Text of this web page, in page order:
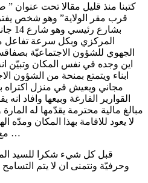
كتبنا منذ قليل مقالا تحت
قرب مقر الولاية” وهو شخص
المركزي وبكل سرعة تفاعل
الجهوي للشؤون الاجتماعيّة
اين وجده في نفس المكان وتبيّن
ابناء ويتمتع بمنحة من الشؤون
القوارير الفارغة وبيعها وافاد
مبالغ مالية محترمة يقدّمها له المارة
لا يعود للاقامة بهذا المكان ومدّه
مع المدير الجهوي بحشية واغطية …
قبل كل شيء شكرا للسيد
وحرفيّة ونتمنى ان لا يتم